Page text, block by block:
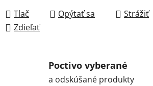
Tlač Opýtať sa
Strážiť
Zdieľať
Poctivo vyberané
a odskúšané produkty